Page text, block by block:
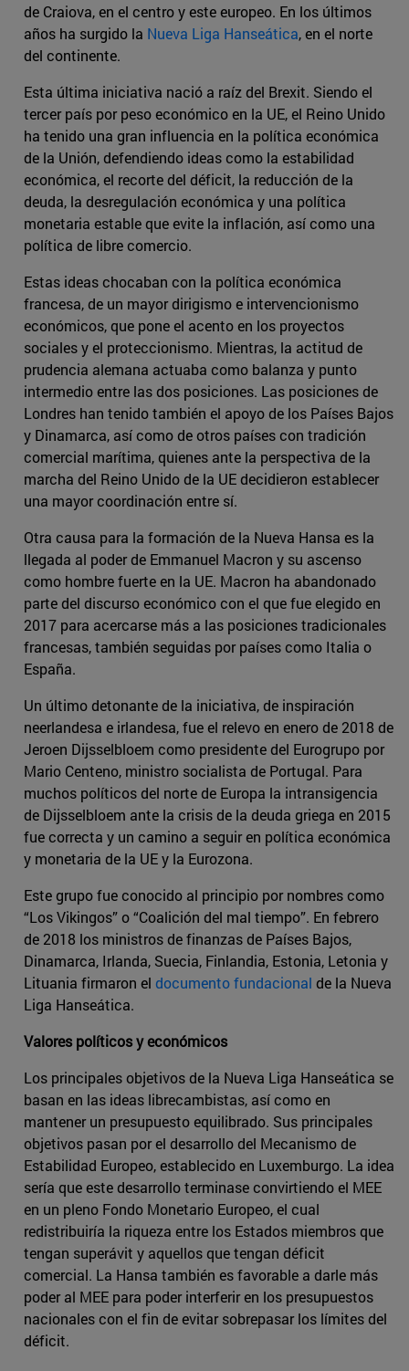
de Craiova, en el centro y este europeo. En los últimos
años ha surgido la Nueva Liga Hanseática, en el norte
del continente.
Esta última iniciativa nació a raíz del Brexit. Siendo el
tercer país por peso económico en la UE, el Reino Unido
ha tenido una gran influencia en la política económica
de la Unión, defendiendo ideas como la estabilidad
económica, el recorte del déficit, la reducción de la
deuda, la desregulación económica y una política
monetaria estable que evite la inflación, así como una
política de libre comercio.
Estas ideas chocaban con la política económica
francesa, de un mayor dirigismo e intervencionismo
económicos, que pone el acento en los proyectos
sociales y el proteccionismo. Mientras, la actitud de
prudencia alemana actuaba como balanza y punto
intermedio entre las dos posiciones. Las posiciones de
Londres han tenido también el apoyo de los Países Bajos
y Dinamarca, así como de otros países con tradición
comercial marítima, quienes ante la perspectiva de la
marcha del Reino Unido de la UE decidieron establecer
una mayor coordinación entre sí.
Otra causa para la formación de la Nueva Hansa es la
llegada al poder de Emmanuel Macron y su ascenso
como hombre fuerte en la UE. Macron ha abandonado
parte del discurso económico con el que fue elegido en
2017 para acercarse más a las posiciones tradicionales
francesas, también seguidas por países como Italia o
España.
Un último detonante de la iniciativa, de inspiración
neerlandesa e irlandesa, fue el relevo en enero de 2018 de
Jeroen Dijsselbloem como presidente del Eurogrupo por
Mario Centeno, ministro socialista de Portugal. Para
muchos políticos del norte de Europa la intransigencia
de Dijsselbloem ante la crisis de la deuda griega en 2015
fue correcta y un camino a seguir en política económica
y monetaria de la UE y la Eurozona.
Este grupo fue conocido al principio por nombres como
“Los Vikingos” o “Coalición del mal tiempo”. En febrero
de 2018 los ministros de finanzas de Países Bajos,
Dinamarca, Irlanda, Suecia, Finlandia, Estonia, Letonia y
Lituania firmaron el documento fundacional de la Nueva
Liga Hanseática.
Valores políticos y económicos
Los principales objetivos de la Nueva Liga Hanseática se
basan en las ideas librecambistas, así como en
mantener un presupuesto equilibrado. Sus principales
objetivos pasan por el desarrollo del Mecanismo de
Estabilidad Europeo, establecido en Luxemburgo. La idea
sería que este desarrollo terminase convirtiendo el MEE
en un pleno Fondo Monetario Europeo, el cual
redistribuiría la riqueza entre los Estados miembros que
tengan superávit y aquellos que tengan déficit
comercial. La Hansa también es favorable a darle más
poder al MEE para poder interferir en los presupuestos
nacionales con el fin de evitar sobrepasar los límites del
déficit.